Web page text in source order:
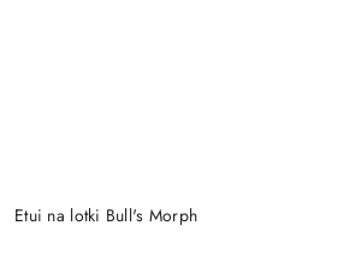
Etui na lotki Bull's Morph